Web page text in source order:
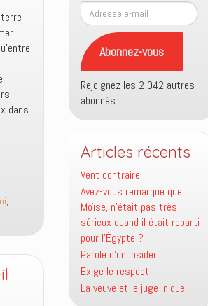
dans
,
Adresse
e-
mail
Abonnez-vous
Rejoignez les 2 042 autres
abonnés
Articles récents
Vent contraire
Avez-vous remarqué que
Moïse, n’était pas très
sérieux quand il était reparti
pour l’Égypte ?
Parole d’un insider
Exige le respect !
La veuve et le juge inique